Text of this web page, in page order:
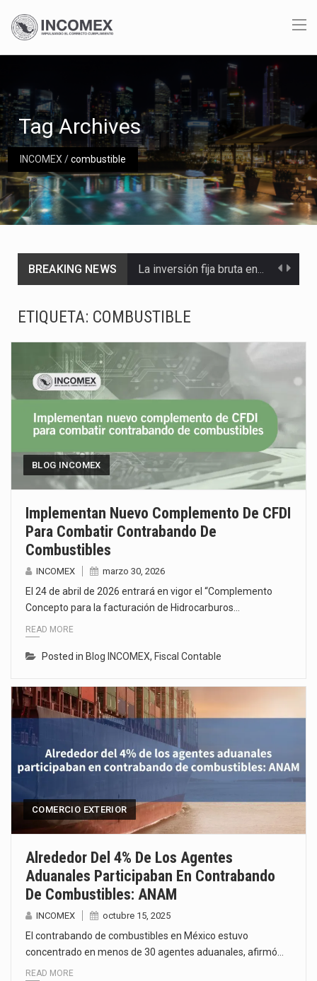
INCOMEX/combustible
Tag Archives
BREAKING NEWS
La industria manufacturera de exportación afiliada a Index en Nuevo León ha alcanzado hasta 10%…
Las métricas tradicionales de los parques industriales —absorción, ocupación y metros cuadrados desarrollados— resultan insuficientes…
El superávit comercial de México con Estados Unidos alcanzó 102,581 millones de dólares (mdd) en…
ETIQUETA: COMBUSTIBLE
BLOG INCOMEX
Implementan Nuevo Complemento De CFDI
Para Combatir Contrabando De
Combustibles
INCOMEX marzo 30, 2026
El 24 de abril de 2026 entrará en vigor el “Complemento
Concepto para la facturación de Hidrocarburos…
READ MORE
Posted in Blog INCOMEX, Fiscal Contable
COMERCIO EXTERIOR
Alrededor Del 4% De Los Agentes
Aduanales Participaban En Contrabando
De Combustibles: ANAM
INCOMEX octubre 15, 2025
El contrabando de combustibles en México estuvo
concentrado en menos de 30 agentes aduanales, afirmó…
READ MORE